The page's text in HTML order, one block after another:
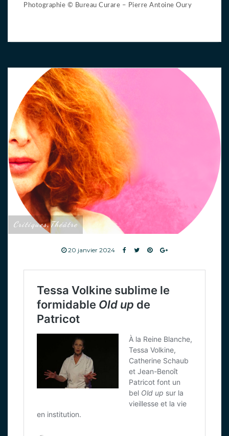
Photographie © Bureau Curare – Pierre Antoine Oury
Critiques,Théâtre
20 janvier 2024